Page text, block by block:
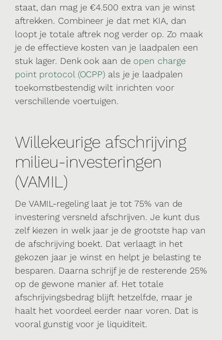
staat, dan mag je €4.500 extra van je winst
aftrekken. Combineer je dat met KIA, dan
loopt je totale aftrek nog verder op. Zo maak
je de effectieve kosten van je laadpalen een
stuk lager. Denk ook aan de open charge
point protocol (OCPP) als je je laadpalen
toekomstbestendig wilt inrichten voor
verschillende voertuigen.
Willekeurige afschrijving
milieu-investeringen
(VAMIL)
De VAMIL-regeling laat je tot 75% van de
investering versneld afschrijven. Je kunt dus
zelf kiezen in welk jaar je de grootste hap van
de afschrijving boekt. Dat verlaagt in het
gekozen jaar je winst en helpt je belasting te
besparen. Daarna schrijf je de resterende 25%
op de gewone manier af. Het totale
afschrijvingsbedrag blijft hetzelfde, maar je
haalt het voordeel eerder naar voren. Dat is
vooral gunstig voor je liquiditeit.